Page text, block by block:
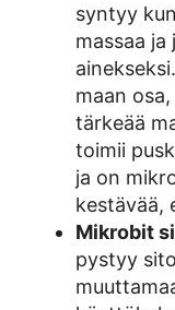
syntyy
massaa
maan
tärkeää
toimii
ja on
kestävää,
Mikrobit
pystyy